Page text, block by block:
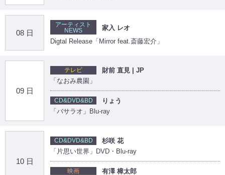
08 日
アーティスト
NEWS
家入 レオ
Digtal Release「Mirror feat.斎藤宏介」
09 日
テレビ
財前 直見 | JP
「なおみ農園」
CD&DVD&BD
りょう
「バサラオ」Blu-ray
10 日
CD&DVD&BD
杉咲 花
「片思い世界」DVD・Blu-ray
映画
有澤 樟太郎